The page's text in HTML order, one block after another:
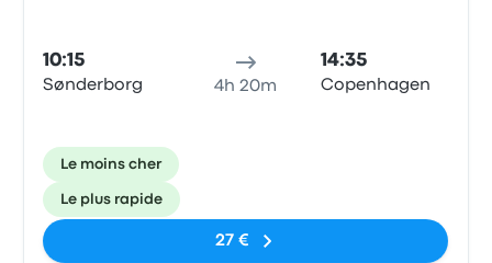
10:15
Sønderborg 4h 20m
14:35
Copenhagen
Le moins cher
Le plus rapide
27 €